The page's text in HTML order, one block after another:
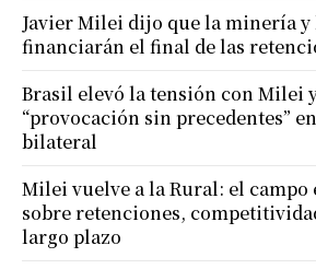
Javier Milei dijo que la minería y
financiarán el final de las
Brasil elevó la tensión con Milei
“provocación sin precedentes”
bilateral
Milei vuelve a la Rural: el campo
sobre retenciones,
largo plazo